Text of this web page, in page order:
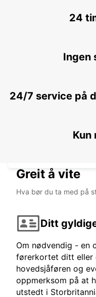
STOCKHOLM
24
Ingen
24/7 service på
Kun
Greit å vite
Hva bør du ta med på
Ditt
Om nødvendig - en
førerkortet ditt eller
hovedsjåføren og
oppmerksom på at
utstedt i